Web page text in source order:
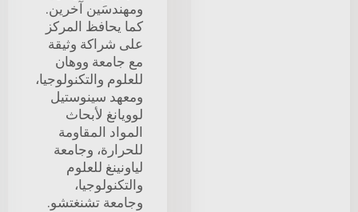
ومهندسَين آخرين.
كما يحافظ المركز
على شراكة وثيقة
مع جامعة ووهان
للعلوم والتكنولوجيا،
ومعهد سينوستيل
لوويانغ لأبحاث
المواد المقاومة
للحرارة، وجامعة
لياونينغ للعلوم
والتكنولوجيا،
وجامعة تشنغتشو.